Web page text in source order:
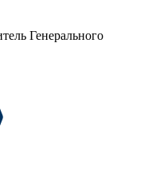
Генерального